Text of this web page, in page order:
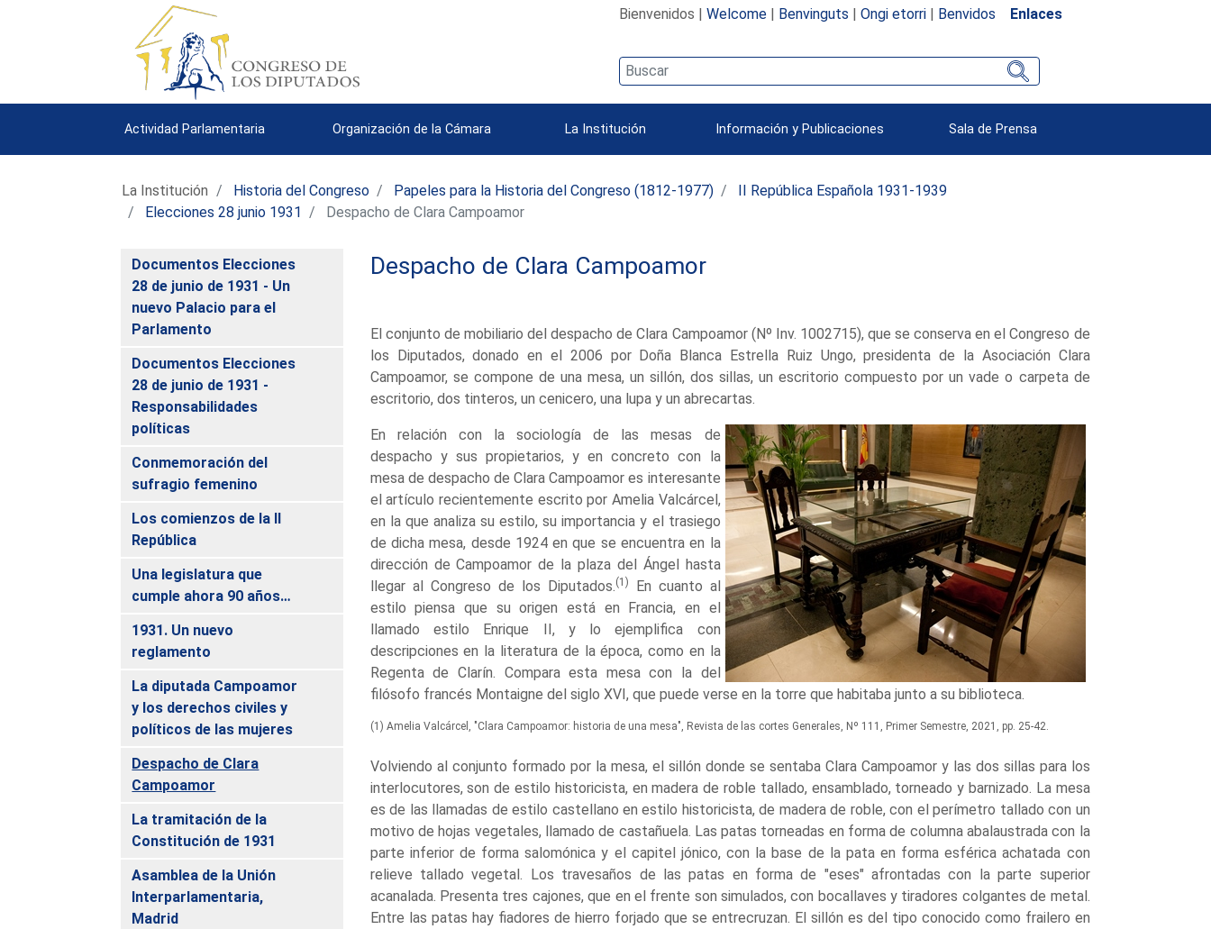
Bienvenidos | Welcome| Benvinguts | Ongi etorri| Benvidos Enlaces
Actividad Parlamentaria Organización de la Cámara La Institución Información y Publicaciones Sala de Prensa
La Institución Historia del Congreso Papeles para la Historia del Congreso (1812-1977)
II República Española 1931-1939
Elecciones 28 junio 1931
Despacho de Clara Campoamor
Documentos Elecciones
28 de junio de 1931 - Un
nuevo Palacio para el
Parlamento
Documentos Elecciones
28 de junio de 1931 -
Responsabilidades
políticas
Conmemoración del
sufragio femenino
Los comienzos de la II
República
Una legislatura que
cumple ahora 90 años…
1931. Un nuevo
reglamento
La diputada Campoamor
y los derechos civiles y
políticos de las mujeres
Despacho de Clara
Campoamor
La tramitación de la
Constitución de 1931
Asamblea de la Unión
Interparlamentaria,
Madrid
Despacho de Clara Campoamor
El conjunto de mobiliario del despacho de Clara Campoamor (Nº Inv. 1002715), que se conserva en el Congreso de
los Diputados, donado en el 2006 por Doña Blanca Estrella Ruiz Ungo, presidenta de la Asociación Clara
Campoamor, se compone de una mesa, un sillón, dos sillas, un escritorio compuesto por un vade o carpeta de
escritorio, dos tinteros, un cenicero, una lupa y un abrecartas.
En relación con la sociología de las mesas de
despacho y sus propietarios, y en concreto con la
mesa de despacho de Clara Campoamor es interesante
el artículo recientemente escrito por Amelia Valcárcel,
en la que analiza su estilo, su importancia y el trasiego
de dicha mesa, desde 1924 en que se encuentra en la
dirección de Campoamor de la plaza del Ángel hasta
llegar al Congreso de los Diputados. (1)
En cuanto al
estilo piensa que su origen está en Francia, en el
llamado estilo Enrique II, y lo ejemplifica con
descripciones en la literatura de la época, como en la
Regenta de Clarín. Compara esta mesa con la del
filósofo francés Montaigne del siglo XVI, que puede verse en la torre que habitaba junto a su biblioteca.
(1) Amelia Valcárcel, "Clara Campoamor: historia de una mesa", Revista de las cortes Generales, Nº 111, Primer Semestre, 2021, pp. 25-42.
Volviendo al conjunto formado por la mesa, el sillón donde se sentaba Clara Campoamor y las dos sillas para los
interlocutores, son de estilo historicista, en madera de roble tallado, ensamblado, torneado y barnizado. La mesa
es de las llamadas de estilo castellano en estilo historicista, de madera de roble, con el perímetro tallado con un
motivo de hojas vegetales, llamado de castañuela. Las patas torneadas en forma de columna abalaustrada con la
parte inferior de forma salomónica y el capitel jónico, con la base de la pata en forma esférica achatada con
relieve tallado vegetal. Los travesaños de las patas en forma de "eses" afrontadas con la parte superior
acanalada. Presenta tres cajones, que en el frente son simulados, con bocallaves y tiradores colgantes de metal.
Entre las patas hay fiadores de hierro forjado que se entrecruzan. El sillón es del tipo conocido como frailero en